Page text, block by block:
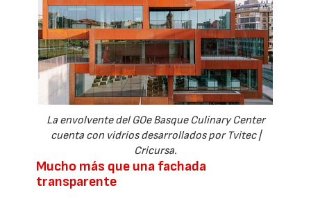
La envolvente del GOe Basque Culinary Center
cuenta con vidrios desarrollados por Tvitec |
Cricursa.
Mucho más que una fachada
transparente